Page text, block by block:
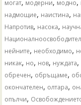
могат, модерни, модно,
надмощие, наистина,
Напротив, насока,
нейните, необходимо,
никак, но, нов, нуждата,
обречен, обръщаме,
окончателен, олтара,
опълчи,